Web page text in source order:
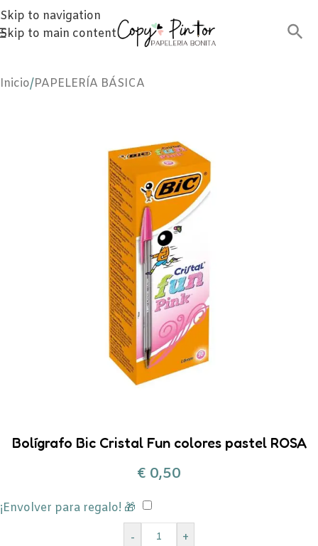
Skip to navigation
Skip to main content
Inicio/PAPELERÍA BÁSICA
Bolígrafo Bic Cristal Fun colores pastel ROSA
€ 0,50
¡Envolver para regalo! 🎁
-
+